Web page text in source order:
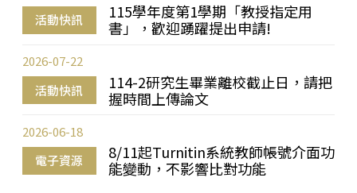
活動快訊
115學年度第1學期「教授指定用
書」，歡迎踴躍提出申請!
活動快訊
114-2研究生畢業離校截止日，請把
握時間上傳論文
2026-07-22
電子資源
8/11起Turnitin系統教師帳號介面功
能變動，不影響比對功能
2026-06-18